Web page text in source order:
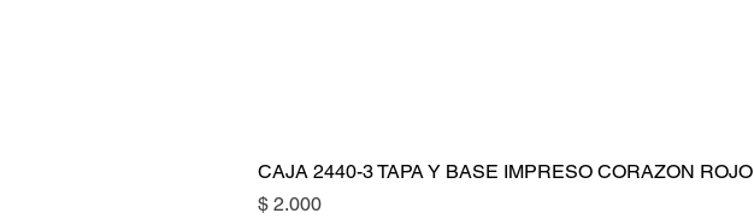
CAJA 2440-3 TAPA Y BASE IMPRESO CORAZON ROJO
Precio
$ 2.000